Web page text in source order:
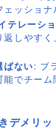
ェッショ
テレーシ
返しやす
ばない: ブ
能でチー
デメリッ